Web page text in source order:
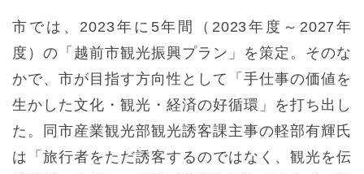
市では、2023年に5年間（2023年度～2027年
度）の「越前市観光振興プラン」を策定。そのな
かで、市が目指す方向性として「手仕事の価値を
生かした文化・観光・経済の好循環」を打ち出し
た。同市産業観光部観光誘客課主事の軽部有輝氏
は「旅行者をただ誘客するのではなく、観光を伝